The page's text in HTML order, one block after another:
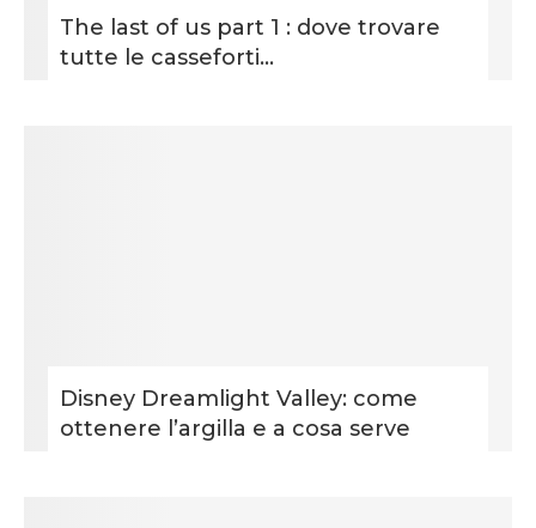
The last of us part 1 : dove trovare
tutte le casseforti...
Disney Dreamlight Valley: come
ottenere l’argilla e a cosa serve